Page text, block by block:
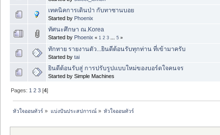
เทคนิคการเดินป่า กับทาซานบอย
Started by Phoenix
ทัศนะศึกษา ณ.Korea
Started by Phoenix « 1 2 3 5 »
ทักทาย รายงานตัว...ยินดีต้อนรับทุกท่าน ที่เข้ามาครับ
Started by tai
ยินดีต้อนรับสู่ การปรับรูปแบบใหม่ของบอร์ดใจคนจร
Started by Simple Machines
Pages: 1 2 3 [4]
หัวใจออนทัวร์ » แบ่งปันประสปการณ์» หัวใจออนทัวร์